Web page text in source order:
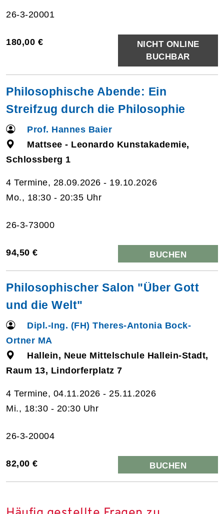
26-3-20001
180,00 €
NICHT ONLINE
BUCHBAR
Philosophische Abende: Ein
Streifzug durch die Philosophie
Prof. Hannes Baier
Mattsee - Leonardo Kunstakademie,
Schlossberg 1
4 Termine, 28.09.2026 - 19.10.2026
Mo., 18:30 - 20:35 Uhr
26-3-73000
94,50 € BUCHEN
Philosophischer Salon "Über Gott
und die Welt"
Dipl.-Ing. (FH) Theres-Antonia Bock-
Ortner MA
Hallein, Neue Mittelschule Hallein-Stadt,
Raum 13, Lindorferplatz 7
4 Termine, 04.11.2026 - 25.11.2026
Mi., 18:30 - 20:30 Uhr
26-3-20004
82,00 € BUCHEN